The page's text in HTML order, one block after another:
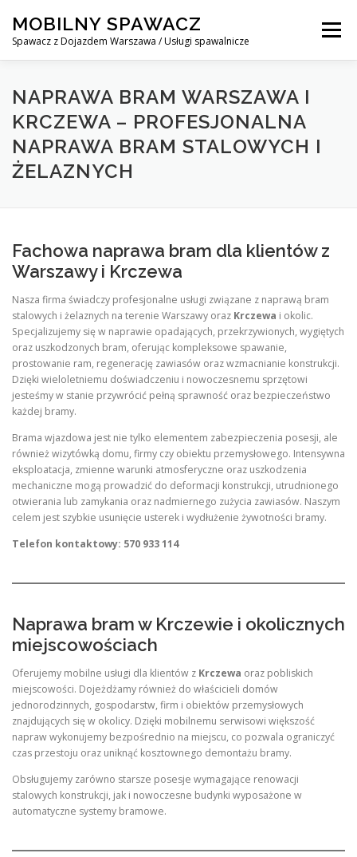
content
MOBILNY SPAWACZ
Spawacz z Dojazdem Warszawa / Usługi spawalnicze
Menu
MOBILNY SPAWACZ WARSZAWA BLOG O NAS
KONTAKT
NAPRAWA BRAM WARSZAWA I
KRCZEWA – PROFESJONALNA
NAPRAWA BRAM STALOWYCH I
ŻELAZNYCH
Fachowa naprawa bram dla klientów z
Warszawy i Krczewa
Nasza firma świadczy profesjonalne usługi związane z naprawą bram
stalowych i żelaznych na terenie Warszawy oraz Krczewa i okolic.
Specjalizujemy się w naprawie opadających, przekrzywionych, wygiętych
oraz uszkodzonych bram, oferując kompleksowe spawanie,
prostowanie ram, regenerację zawiasów oraz wzmacnianie konstrukcji.
Dzięki wieloletniemu doświadczeniu i nowoczesnemu sprzętowi
jesteśmy w stanie przywrócić pełną sprawność oraz bezpieczeństwo
każdej bramy.
Brama wjazdowa jest nie tylko elementem zabezpieczenia posesji, ale
również wizytówką domu, firmy czy obiektu przemysłowego. Intensywna
eksploatacja, zmienne warunki atmosferyczne oraz uszkodzenia
mechaniczne mogą prowadzić do deformacji konstrukcji, utrudnionego
otwierania lub zamykania oraz nadmiernego zużycia zawiasów. Naszym
celem jest szybkie usunięcie usterek i wydłużenie żywotności bramy.
Telefon kontaktowy: 570 933 114
Naprawa bram w Krczewie i okolicznych
miejscowościach
Oferujemy mobilne usługi dla klientów z Krczewa oraz pobliskich
miejscowości. Dojeżdżamy również do właścicieli domów
jednorodzinnych, gospodarstw, firm i obiektów przemysłowych
znajdujących się w okolicy. Dzięki mobilnemu serwisowi większość
napraw wykonujemy bezpośrednio na miejscu, co pozwala ograniczyć
czas przestoju oraz uniknąć kosztownego demontażu bramy.
Obsługujemy zarówno starsze posesje wymagające renowacji
stalowych konstrukcji, jak i nowoczesne budynki wyposażone w
automatyczne systemy bramowe.